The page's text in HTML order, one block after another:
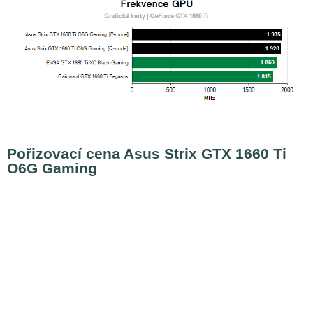
Pořizovací cena Asus Strix GTX 1660 Ti
O6G Gaming